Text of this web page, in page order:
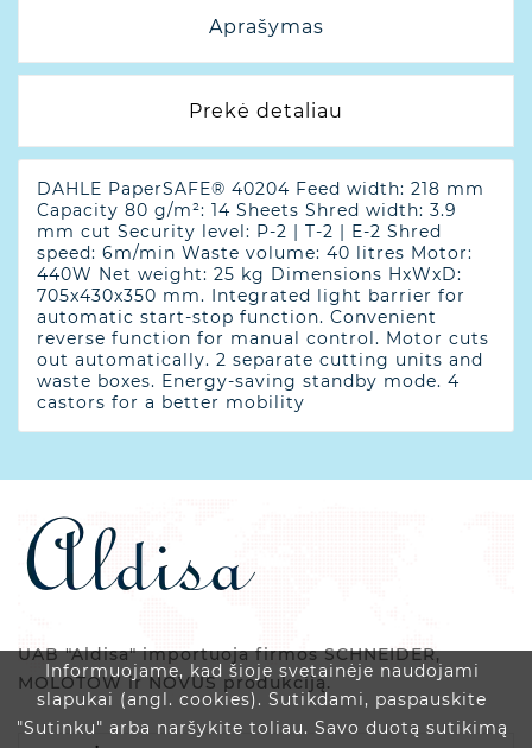
Informuojame, kad šioje svetainėje naudojami
slapukai (angl. cookies). Sutikdami, paspauskite
"Sutinku" arba naršykite toliau. Savo duotą sutikimą
Aprašymas
Prekė detaliau
DAHLE PaperSAFE® 40204 Feed width: 218 mm
Capacity 80 g/m²: 14 Sheets Shred width: 3.9
mm cut Security level: P-2 | T-2 | E-2 Shred
speed: 6m/min Waste volume: 40 litres Motor:
440W Net weight: 25 kg Dimensions HxWxD:
705x430x350 mm. Integrated light barrier for
automatic start-stop function. Convenient
reverse function for manual control. Motor cuts
out automatically. 2 separate cutting units and
waste boxes. Energy-saving standby mode. 4
castors for a better mobility
UAB "Aldisa" importuoja firmos SCHNEIDER,
MOLOTOW ir NOVUS produkciją.